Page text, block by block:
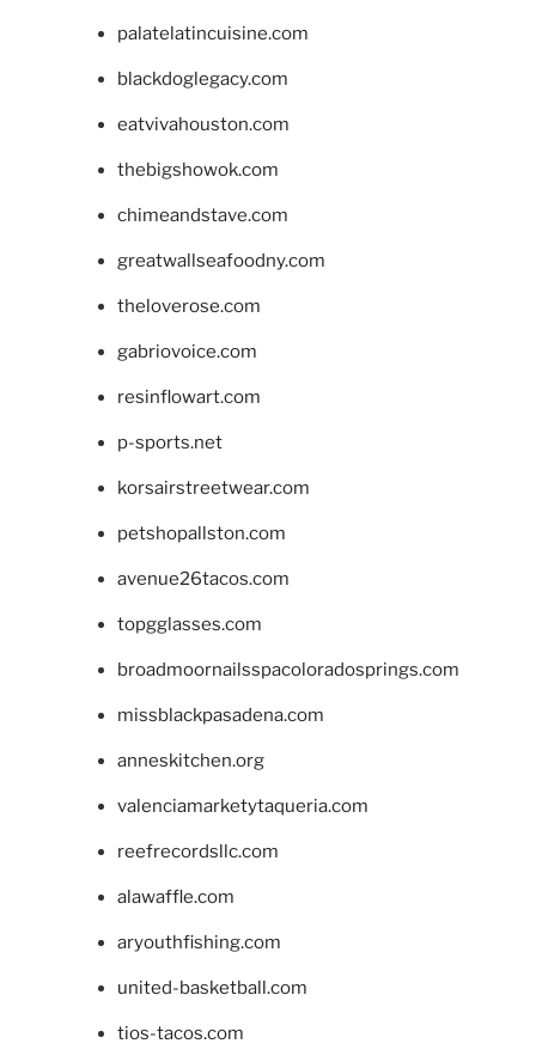
palatelatincuisine.com
blackdoglegacy.com
eatvivahouston.com
thebigshowok.com
chimeandstave.com
greatwallseafoodny.com
theloverose.com
gabriovoice.com
resinflowart.com
p-sports.net
korsairstreetwear.com
petshopallston.com
avenue26tacos.com
topgglasses.com
broadmoornailsspacoloradosprings.com
missblackpasadena.com
anneskitchen.org
valenciamarketytaqueria.com
reefrecordsllc.com
alawaffle.com
aryouthfishing.com
united-basketball.com
tios-tacos.com